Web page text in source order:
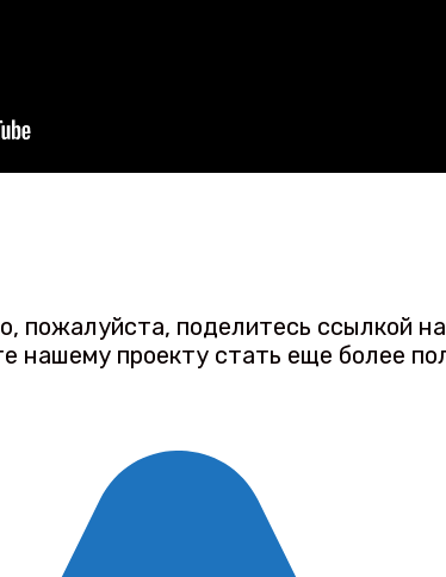
пожалуйста, поделитесь ссылкой
нашему проекту стать еще более